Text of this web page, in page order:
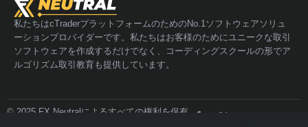
私たちはcTraderプラットフォームのためのNo.1ソフトウェアソリュ
ーションプロバイダーです。私たちはお客様のためにユニークな取引
ソフトウェアを作成するだけでなく、コーディングスクールの形でア
ルゴリズム取引教育も提供しています。
© 2025 FX Neutralによるすべての権利を保有